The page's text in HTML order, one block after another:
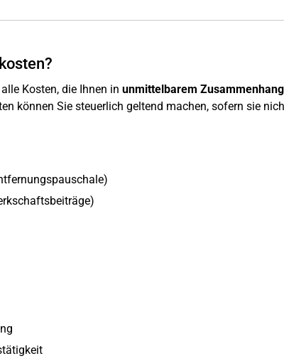
Kosten, die Ihnen in unmittelbarem
können Sie steuerlich geltend machen, sofern sie